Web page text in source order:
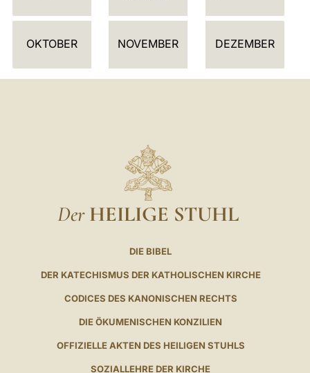
R
OKTOBER NOVEMBER DEZEMBER
Der HEILIGE STUHL
DIE BIBEL
DER KATECHISMUS DER KATHOLISCHEN KIRCHE
CODICES DES KANONISCHEN RECHTS
DIE ÖKUMENISCHEN KONZILIEN
OFFIZIELLE AKTEN DES HEILIGEN STUHLS
SOZIALLEHRE DER KIRCHE